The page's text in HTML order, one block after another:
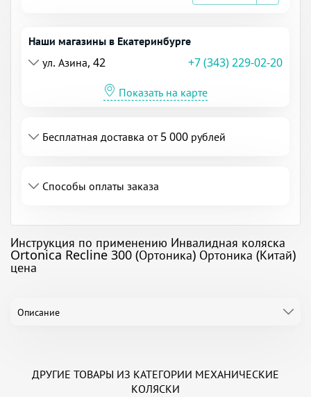
Наши магазины в Екатеринбурге
ул. Азина, 42
+7 (343) 229-02-20
Показать на карте
Бесплатная доставка от 5 000 рублей
Способы оплаты заказа
Инструкция по применению Инвалидная коляска
Ortonica Recline 300 (Ортоника) Ортоника (Китай)
цена
Описание
ДРУГИЕ ТОВАРЫ ИЗ КАТЕГОРИИ МЕХАНИЧЕСКИЕ
КОЛЯСКИ